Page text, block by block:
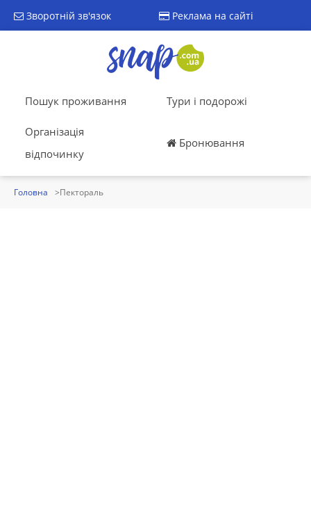
Зворотній зв'язок Реклама на сайті
Пошук проживання Тури і подорожі
Організація
відпочинку
Бронювання
Головна Пектораль